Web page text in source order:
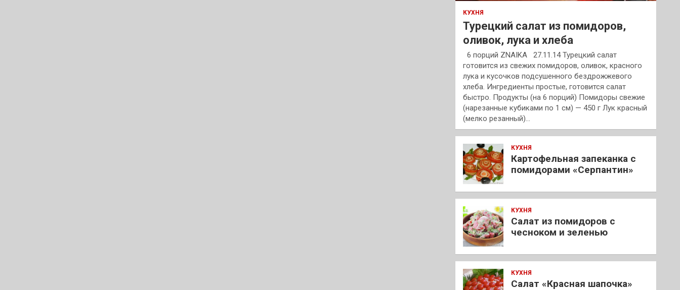
КУХНЯ
Турецкий салат из помидоров,
оливок, лука и хлеба
6 порций ZNAIKA 27.11.14 Турецкий салат
готовится из свежих помидоров, оливок, красного
лука и кусочков подсушенного бездрожжевого
хлеба. Ингредиенты простые, готовится салат
быстро. Продукты (на 6 порций) Помидоры свежие
(нарезанные кубиками по 1 см) — 450 г Лук красный
(мелко резанный)…
КУХНЯ
Картофельная запеканка с
помидорами «Серпантин»
КУХНЯ
Салат из помидоров с
чесноком и зеленью
КУХНЯ
Салат «Красная шапочка»